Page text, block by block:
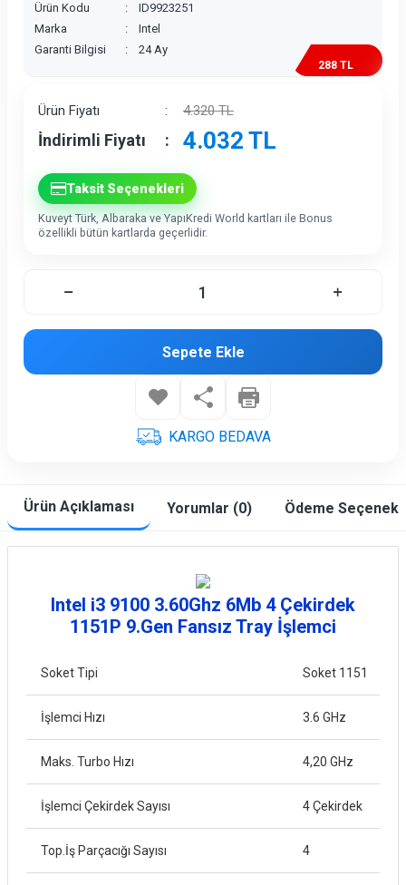
Ürün Kodu :
ID9923251
Marka
:
Intel
Garanti Bilgisi
: 24 Ay
288 TL
Ürün Fiyatı : 4.320TL
İndirimli Fiyatı : 4.032 TL
Taksit Seçenekleri
Kuveyt Türk, Albaraka ve YapıKredi World kartları ile Bonus
özellikli bütün kartlarda geçerlidir.
Sepete Ekle
KARGO BEDAVA
Ürün Açıklaması Yorumlar (0) Ödeme
Intel i3 9100 3.60Ghz 6Mb 4 Çekirdek
1151P 9.Gen Fansız Tray İşlemci
Soket Tipi Soket 1151
İşlemci Hızı 3.6 GHz
Maks. Turbo Hızı 4,20 GHz
İşlemci Çekirdek Sayısı 4 Çekirdek
Top.İş Parçacığı Sayısı 4